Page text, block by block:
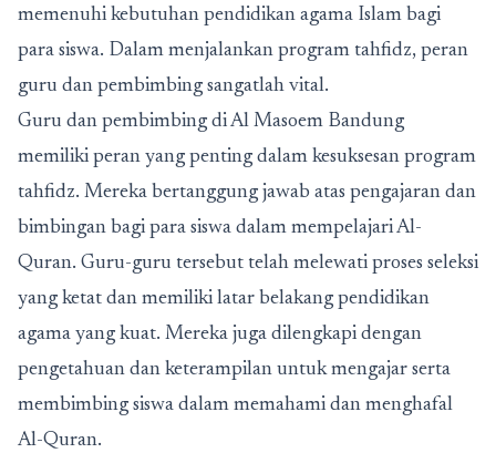
memenuhi kebutuhan pendidikan agama Islam bagi
para siswa. Dalam menjalankan program tahfidz, peran
guru dan pembimbing sangatlah vital.
Guru dan pembimbing di Al Masoem Bandung
memiliki peran yang penting dalam kesuksesan program
tahfidz. Mereka bertanggung jawab atas pengajaran dan
bimbingan bagi para siswa dalam mempelajari Al-
Quran. Guru-guru tersebut telah melewati proses seleksi
yang ketat dan memiliki latar belakang pendidikan
agama yang kuat. Mereka juga dilengkapi dengan
pengetahuan dan keterampilan untuk mengajar serta
membimbing siswa dalam memahami dan menghafal
Al-Quran.